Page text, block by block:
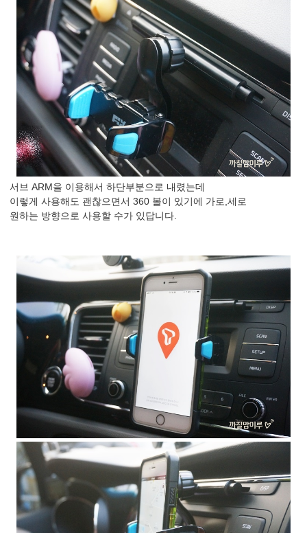
서브 ARM을 이용해서 하단부분으로 내렸는데
이렇게 사용해도 괜찮으면서 360 볼이 있기에 가로,세로
원하는 방향으로 사용할 수가 있답니다.